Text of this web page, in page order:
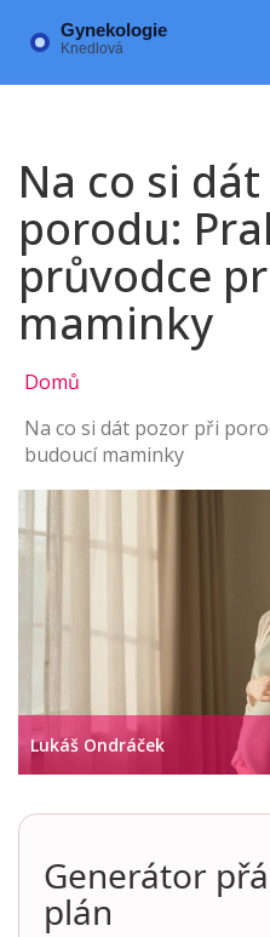
Na co si
porodu:
průvodce
maminky
Domů
Na co si dát pozor při
budoucí maminky
Lukáš Ondráček
Generátor
plán